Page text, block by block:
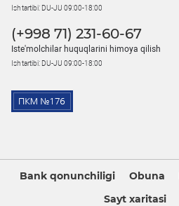
Ish tartibi: DU-JU 09:00-18:00
(+998 71) 231-60-67
Iste'molchilar huquqlarini himoya qilish
Ish tartibi: DU-JU 09:00-18:00
Bank qonunchiligi Obuna
Sayt xaritasi